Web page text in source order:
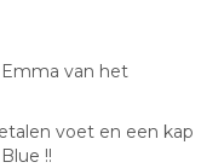
van het
voet en een kap
!!